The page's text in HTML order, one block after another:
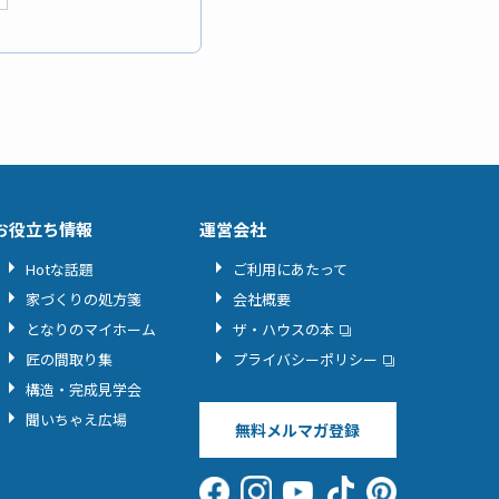
役立ち情報
Hotな話題
家づくりの処方箋
となりのマイホーム
匠の間取り集
構造・完成見学会
聞いちゃえ広場
運営会社
ご利用にあたって
会社概要
ザ・ハウスの本
プライバシーポリシー
無料メルマガ登録